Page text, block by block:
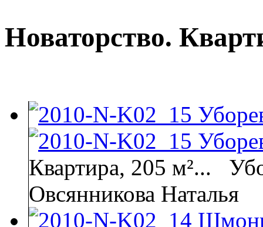
Новаторство.
Квартира, 205 м²...
Овсянникова Наталья